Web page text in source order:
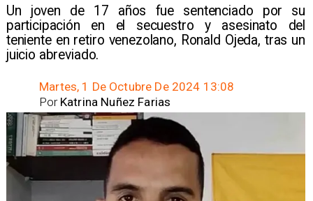
​Un joven de 17 años fue sentenciado por su
participación en el secuestro y asesinato del
teniente en retiro venezolano, Ronald Ojeda, tras un
juicio abreviado.
Martes, 1 De Octubre De 2024 13:08
Katrina Nuñez Farias
Por